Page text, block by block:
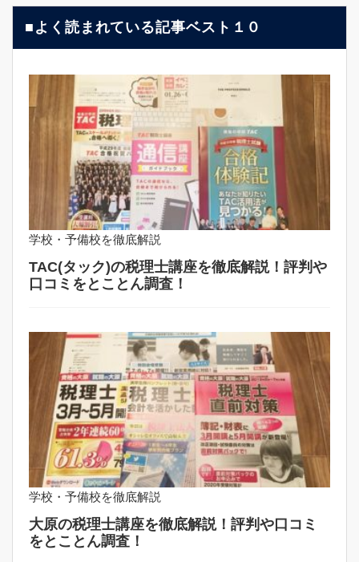
■よく読まれている記事ベスト１０
学校・予備校を徹底解説
TAC(タック)の税理士講座を徹底解説！評判や
口コミをとことん調査！
学校・予備校を徹底解説
大原の税理士講座を徹底解説！評判や口コミ
をとことん調査！